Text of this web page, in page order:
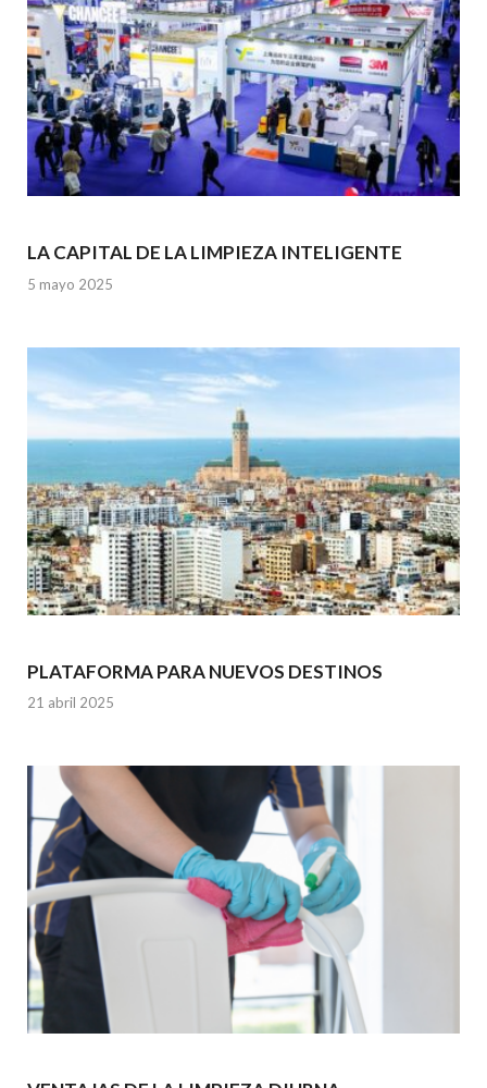
LA CAPITAL DE LA LIMPIEZA INTELIGENTE
5 mayo 2025
PLATAFORMA PARA NUEVOS DESTINOS
21 abril 2025